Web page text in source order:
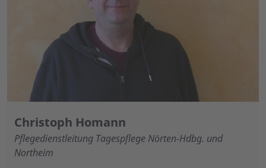
Christoph Homann
Pflegedienstleitung Tagespflege Nörten-Hdbg. und
Northeim